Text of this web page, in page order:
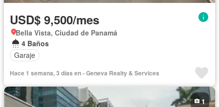
USD$ 9,500/mes
Bella Vista, Ciudad de Panamá
4 Baños
Garaje
Hace 1 semana, 3 días en - Geneva Realty & Services
1